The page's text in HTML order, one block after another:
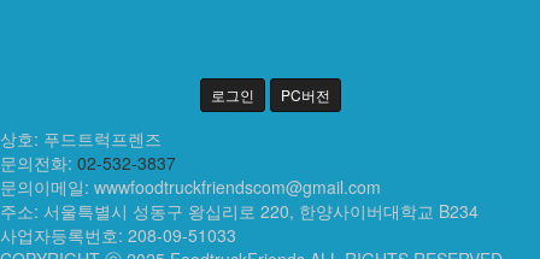
로그인 PC버전
상호: 푸드트럭프렌즈
문의전화: 02-532-3837
문의이메일: wwwfoodtruckfriendscom@gmail.com
주소: 서울특별시 성동구 왕십리로 220, 한양사이버대학교 B234
사업자등록번호: 208-09-51033